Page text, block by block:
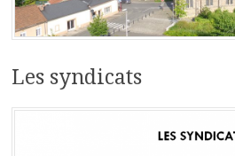
Les syndicats